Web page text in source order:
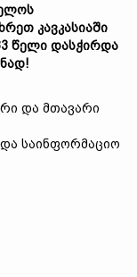
კავკასიაში
წელი დასჭირდა
!
და მთავარი
საინფორმაციო